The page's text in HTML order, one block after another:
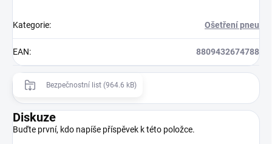
Kategorie: Ošetření pneu
EAN: 8809432674788
Bezpečnostní list (964.6 kB)
Diskuze
Buďte první, kdo napíše příspěvek k této položce.